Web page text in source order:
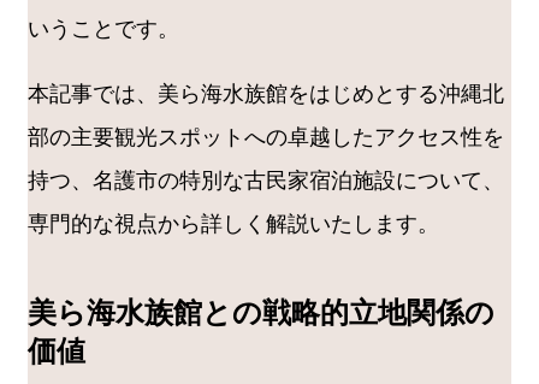
いうことです。
本記事では、美ら海水族館をはじめとする沖縄北
部の主要観光スポットへの卓越したアクセス性を
持つ、名護市の特別な古民家宿泊施設について、
専門的な視点から詳しく解説いたします。
美ら海水族館との戦略的立地関係の
価値